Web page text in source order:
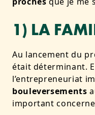
1) LA
Au lancement du
était déterminant.
l’entrepreneuriat
bouleversements
important